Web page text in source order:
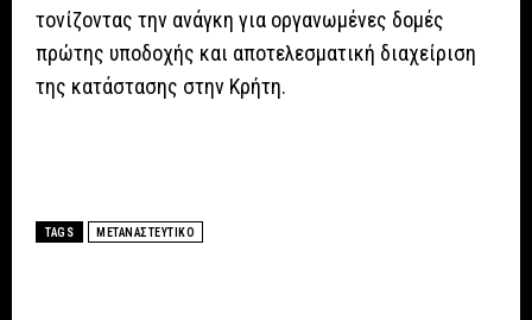
τονίζοντας την ανάγκη για οργανωμένες δομές
πρώτης υποδοχής και αποτελεσματική διαχείριση
της κατάστασης στην Κρήτη.
TAGS ΜΕΤΑΝΑΣΤΕΥΤΙΚΟ